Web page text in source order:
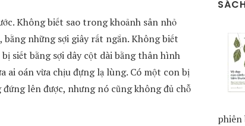
Không biết sao trong khoảnh sân nhỏ
những sợi giây rất ngắn. Không biết
siết bằng sợi dây cột dài bằng thân hình
ai oán vừa chịu đựng lạ lùng. Có một con bị
lên được, nhưng nó cũng không đủ chỗ
phiên